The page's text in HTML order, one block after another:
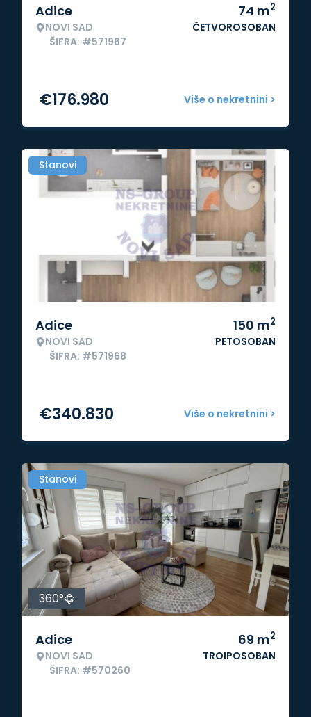
Adice
NOVI SAD
ŠIFRA: #571967
74 m2
ČETVOROSOBAN
Više o nekretnini >
€176.980
Stanovi
Adice
NOVI SAD
ŠIFRA: #571968
150 m2
PETOSOBAN
Više o nekretnini >
€340.830
Stanovi
360°
Adice
NOVI SAD
ŠIFRA: #570260
69 m2
TROIPOSOBAN